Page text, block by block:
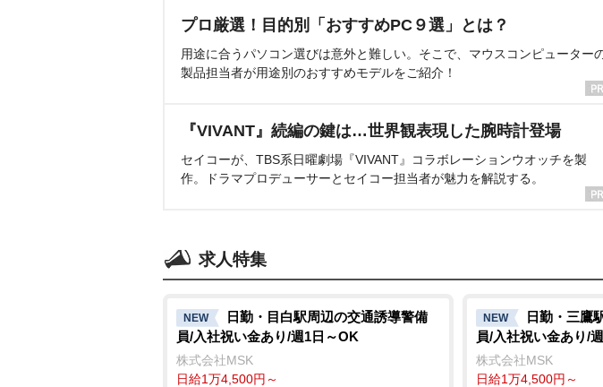
プロ厳選！目的別「おすすめPC９選」とは？
用途に合うパソコン選びは意外と難しい。そこで、マウスコンピューター
製品担当者が用途別のおすすめモデルをご紹介！
『VIVANT』続編の鍵は…世界観表現した腕時計登場
セイコーが、TBS系日曜劇場『VIVANT』コラボレーションウオッチを製
作。ドラマプロデューサーとセイコー担当者が魅力を解説する。
求人特集
NEW
日勤・目白駅周辺の交通誘導警備
員/入社祝い金あり/週1日～OK
株式会社MSK
日給1万4,500円～
NEW
日勤・三鷹
員/入社祝い金あり/
株式会社MSK
日給1万4,500円～